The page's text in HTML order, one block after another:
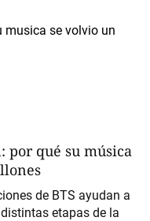
por qué su música
de BTS ayudan a
etapas de la